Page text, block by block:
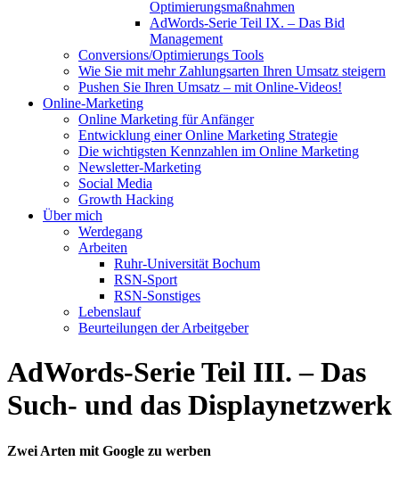
Optimierungsmaßnahmen
AdWords-Serie Teil IX. – Das Bid
Management
Conversions/Optimierungs Tools
Wie Sie mit mehr Zahlungsarten Ihren Umsatz steigern
Pushen Sie Ihren Umsatz – mit Online-Videos!
Online-Marketing
Online Marketing für Anfänger
Entwicklung einer Online Marketing Strategie
Die wichtigsten Kennzahlen im Online Marketing
Newsletter-Marketing
Social Media
Growth Hacking
Über mich
Werdegang
Arbeiten
Ruhr-Universität Bochum
RSN-Sport
RSN-Sonstiges
Lebenslauf
Beurteilungen der Arbeitgeber
AdWords-Serie Teil III. – Das
Such- und das Displaynetzwerk
Zwei Arten mit Google zu werben